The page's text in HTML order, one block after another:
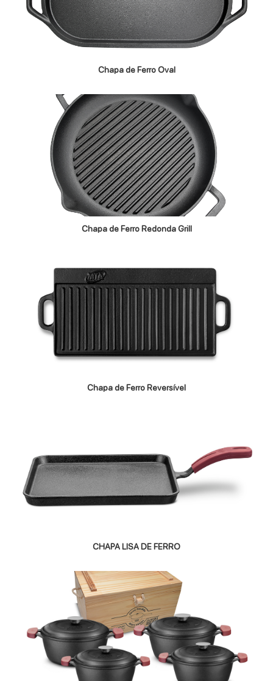
Chapa de Ferro Oval
Chapa de Ferro Redonda Grill
Chapa de Ferro Reversível
CHAPA LISA DE FERRO